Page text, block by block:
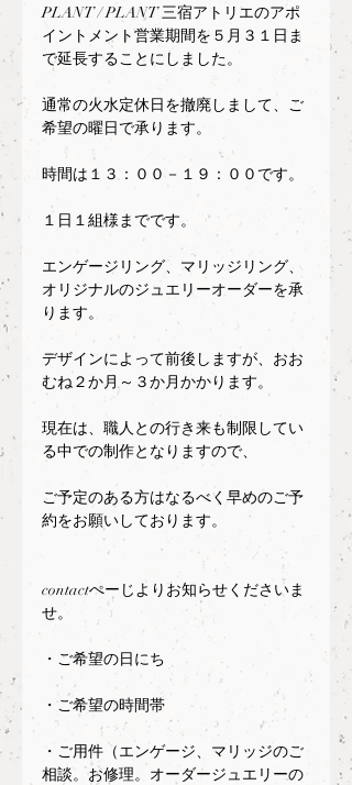
PLANT / PLANT 三宿アトリエのアポ
イントメント営業期間を５月３１日ま
で延長することにしました。
通常の火水定休日を撤廃しまして、ご
希望の曜日で承ります。
時間は１３：００－１９：００です。
１日１組様までです。
エンゲージリング、マリッジリング、
オリジナルのジュエリーオーダーを承
ります。
デザインによって前後しますが、おお
むね２か月～３か月かかります。
現在は、職人との行き来も制限してい
る中での制作となりますので、
ご予定のある方はなるべく早めのご予
約をお願いしております。
contactぺーじよりお知らせくださいま
せ。
・ご希望の日にち
・ご希望の時間帯
・ご用件（エンゲージ、マリッジのご
相談。お修理。オーダージュエリーの